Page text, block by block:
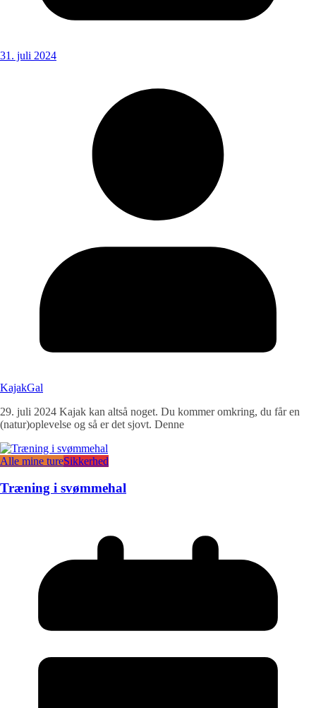
31. juli 2024
KajakGal
29. juli 2024 Kajak kan altså noget. Du kommer omkring, du får en
(natur)oplevelse og så er det sjovt. Denne
Alle mine tureSikkerhed
Træning i svømmehal